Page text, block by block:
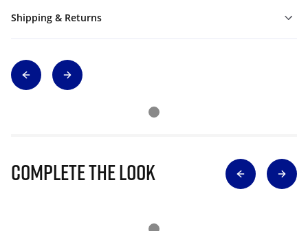
Shipping & Returns
Complete The Look